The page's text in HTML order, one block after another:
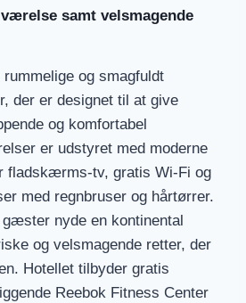
samt velsmagende
og smagfuldt
der er designet til at give
og komfortabel
er udstyret med moderne
fladskærms-tv, gratis Wi-Fi og
med regnbruser og hårtørrer.
nyde en kontinental
og velsmagende retter, der
Hotellet tilbyder gratis
Reebok Fitness Center